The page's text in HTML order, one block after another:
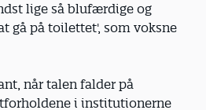
lige så blufærdige og
gå på toilettet', som voksne
når talen falder på
i institutionerne